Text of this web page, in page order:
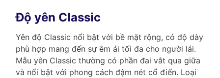
Độ yên Classic
Yên độ Classic nổi bật với bề mặt rộng, có độ dày
phù hợp mang đến sự êm ái tối đa cho người lái.
Mẫu yên Classic thường có phần đai vắt qua giữa
và nổi bật với phong cách đậm nét cổ điển. Loại